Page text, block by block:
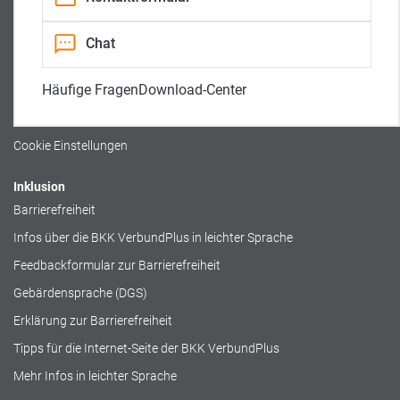
Chat
Häufige FragenDownload-Center
a
r
t
Rechtliches
Datenschutz
Cookie Einstellungen
Inklusion
Barrierefreiheit
Infos über die BKK VerbundPlus in leichter Sprache
Feedbackformular zur Barrierefreiheit
Gebärdensprache (DGS)
Erklärung zur Barrierefreiheit
Tipps für die Internet-Seite der BKK VerbundPlus
Mehr Infos in leichter Sprache